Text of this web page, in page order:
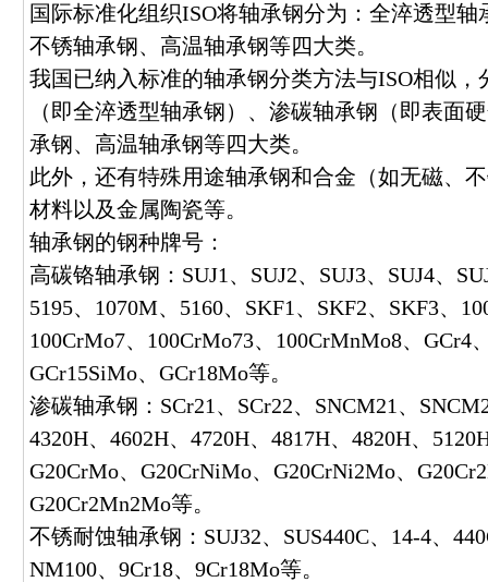
国际标准化组织ISO将轴承钢分为：全淬透型
不锈轴承钢、高温轴承钢等四大类。
我国已纳入标准的轴承钢分类方法与ISO相似
（即全淬透型轴承钢）、渗碳轴承钢（即表面
承钢、高温轴承钢等四大类。
此外，还有特殊用途轴承钢和合金（如无磁、
材料以及金属陶瓷等。
轴承钢的钢种牌号：
高碳铬轴承钢：SUJ1、SUJ2、SUJ3、SUJ4、
5195、1070M、5160、SKF1、SKF2、SKF3、
100CrMo7、100CrMo73、100CrMnMo8、GCr4
GCr15SiMo、GCr18Mo等。
渗碳轴承钢：SCr21、SCr22、SNCM21、
4320H、4602H、4720H、4817H、4820H、
G20CrMo、G20CrNiMo、G20CrNi2Mo、
G20Cr2Mn2Mo等。
不锈耐蚀轴承钢：SUJ32、SUS440C、14-4、
NM100、9Cr18、9Cr18Mo等。